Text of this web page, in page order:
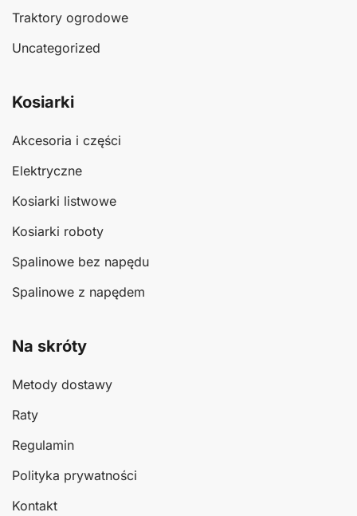
Traktory ogrodowe
Uncategorized
Kosiarki
Akcesoria i części
Elektryczne
Kosiarki listwowe
Kosiarki roboty
Spalinowe bez napędu
Spalinowe z napędem
Na skróty
Metody dostawy
Raty
Regulamin
Polityka prywatności
Kontakt